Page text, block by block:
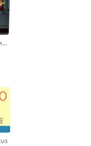
Дед Мороз на автомобиле